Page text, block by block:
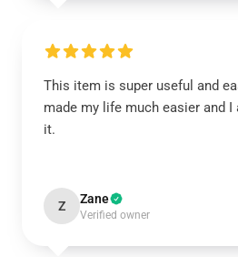
This item is super useful and
made my life much easier and I
it.
Z Zane
Verified owner